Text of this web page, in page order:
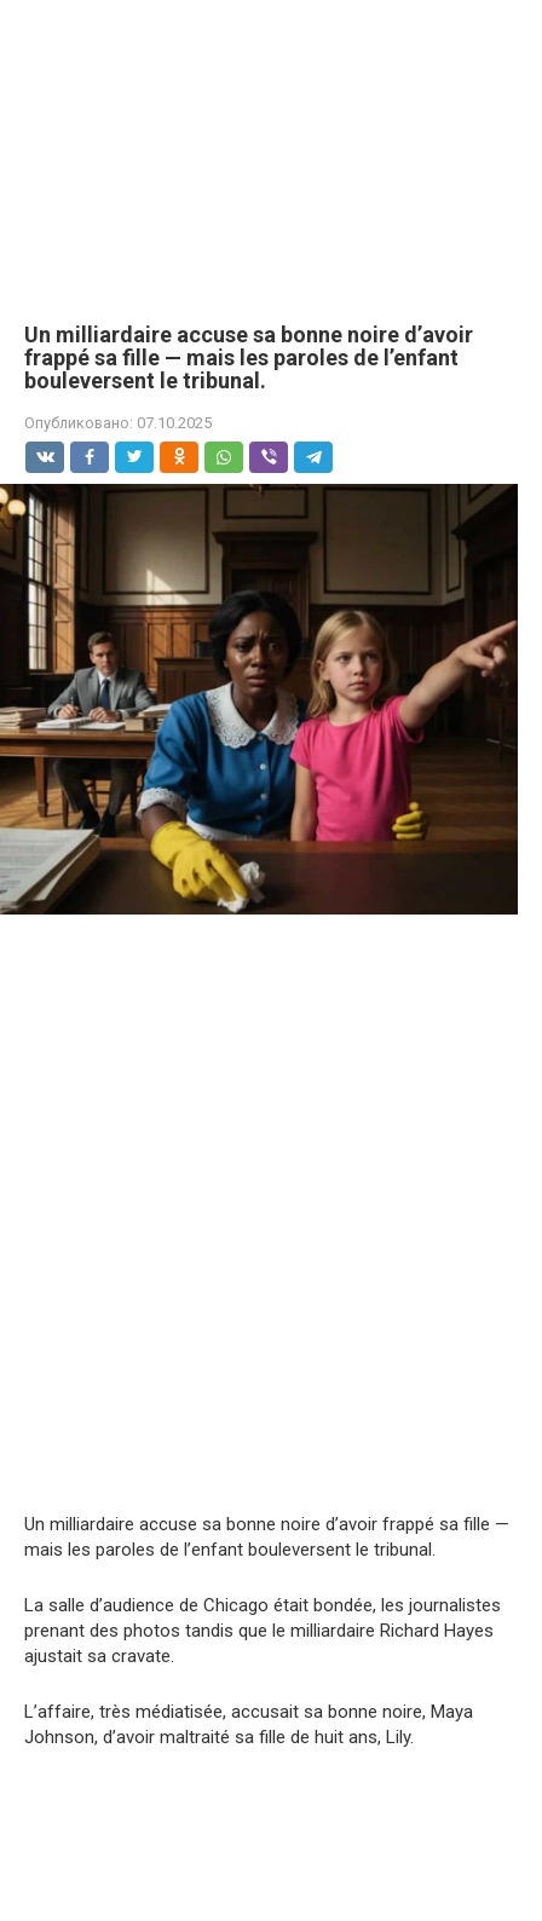
Un milliardaire accuse sa bonne noire d’avoir
frappé sa fille — mais les paroles de l’enfant
bouleversent le tribunal.
Опубликовано: 07.10.2025
Un milliardaire accuse sa bonne noire d’avoir frappé sa fille —
mais les paroles de l’enfant bouleversent le tribunal.
La salle d’audience de Chicago était bondée, les journalistes
prenant des photos tandis que le milliardaire Richard Hayes
ajustait sa cravate.
L’affaire, très médiatisée, accusait sa bonne noire, Maya
Johnson, d’avoir maltraité sa fille de huit ans, Lily.